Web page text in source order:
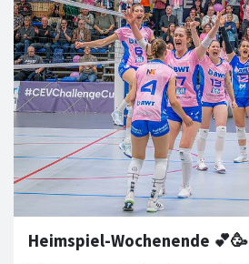
Heimspiel-Wochenende 💕🥳